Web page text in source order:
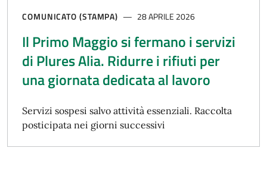
COMUNICATO (STAMPA) 28 APRILE 2026
Il Primo Maggio si fermano i servizi
di Plures Alia. Ridurre i rifiuti per
una giornata dedicata al lavoro
Servizi sospesi salvo attività essenziali. Raccolta
posticipata nei giorni successivi